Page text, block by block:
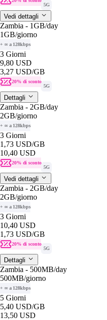
5G
Vedi dettagli
Zambia - 1GB/day
1GB/giorno
+ ∞ a 128kbps
3 Giorni
9,80 USD
3,27 USD/GB
20% di sconto
5G
Dettagli
Zambia - 2GB/day
2GB/giorno
+ ∞ a 128kbps
3 Giorni
1,73 USD/GB
10,40 USD
20% di sconto
5G
Vedi dettagli
Zambia - 2GB/day
2GB/giorno
+ ∞ a 128kbps
3 Giorni
10,40 USD
1,73 USD/GB
20% di sconto
5G
Dettagli
Zambia - 500MB/day
500MB/giorno
+ ∞ a 128kbps
5 Giorni
5,40 USD/GB
13,50 USD